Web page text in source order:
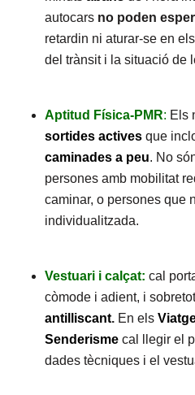
autocars no poden
retardin ni aturar-se en
del trànsit i la situació de
Aptitud Física-PMR: Els
sortides actives que
caminades a peu. No
persones amb mobilitat
caminar, o persones que
individualitzada.
Vestuari i calçat: cal
còmode i adient, i
antilliscant. En els
Senderisme cal llegir el
dades tècniques i el